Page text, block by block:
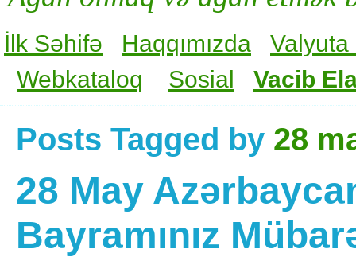
İlk Səhifə Haqqımızda
Valyuta
Webkataloq
Sosial Vacib
Posts Tagged by 28
28 May
Bayramınız